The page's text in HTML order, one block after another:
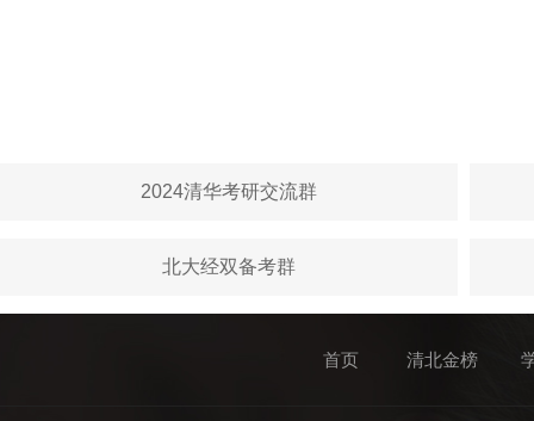
2024清华考研交流群
北大经双备考群
首页 清北金榜